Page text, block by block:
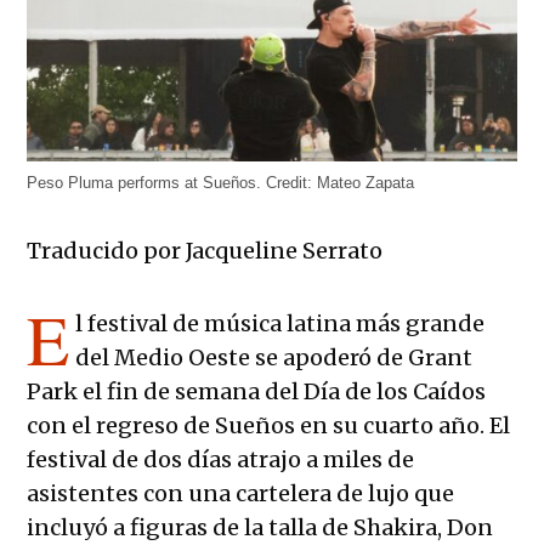
Peso Pluma performs at Sueños.Credit: Mateo Zapata
Traducido por Jacqueline Serrato
E l festival de música latina más grande
del Medio Oeste se apoderó de Grant
Park el fin de semana del Día de los Caídos
con el regreso de Sueños en su cuarto año. El
festival de dos días atrajo a miles de
asistentes con una cartelera de lujo que
incluyó a figuras de la talla de Shakira, Don